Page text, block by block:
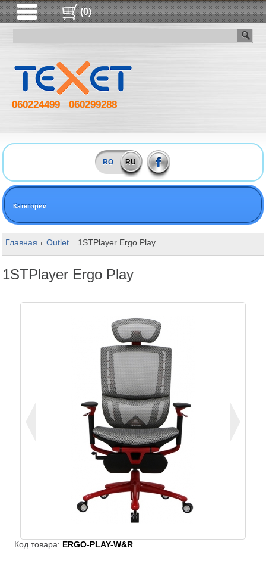
(0)
060224499 060299288
RO RU
Категории
Главная Outlet 1STPlayer Ergo Play
1STPlayer Ergo Play
Код товара: ERGO-PLAY-W&R